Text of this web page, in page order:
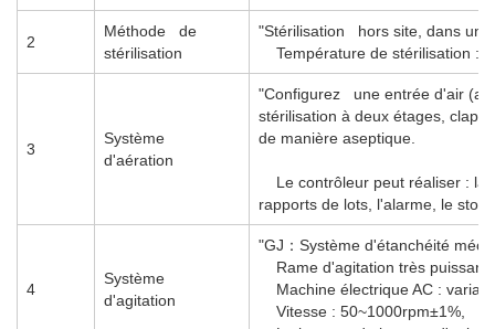
2
Méthode de
stérilisation
"Stérilisation hors site, dans un
Température de stérilisation :
3
Système
d'aération
"Configurez une entrée d'air
stérilisation à deux étages,
de manière aseptique.
Le contrôleur peut réaliser : la
rapports de lots, l'alarme, le
4
Système
d'agitation
"GJ ： Système d'étanchéité
Rame d'agitation très
Machine électrique AC :
Vitesse : 50~1000rpm±1%,